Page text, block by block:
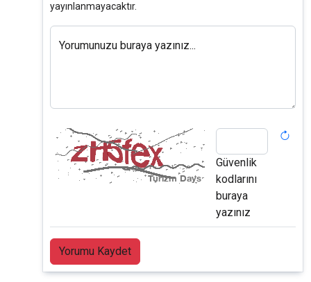
yayınlanmayacaktır.
Yorumunuzu buraya yazınız...
Güvenlik
kodlarını
buraya
yazınız
Yorumu Kaydet